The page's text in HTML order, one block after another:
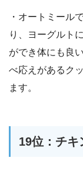
・オートミール
り、ヨーグルト
ができ体にも良
べ応えがあるク
ます。
19位：チキ